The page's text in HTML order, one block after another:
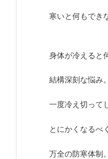
寒いと何もでき
身体が冷えると
結構深刻な悩み。
一度冷え切って
とにかくなるべ
万全の防寒体制。